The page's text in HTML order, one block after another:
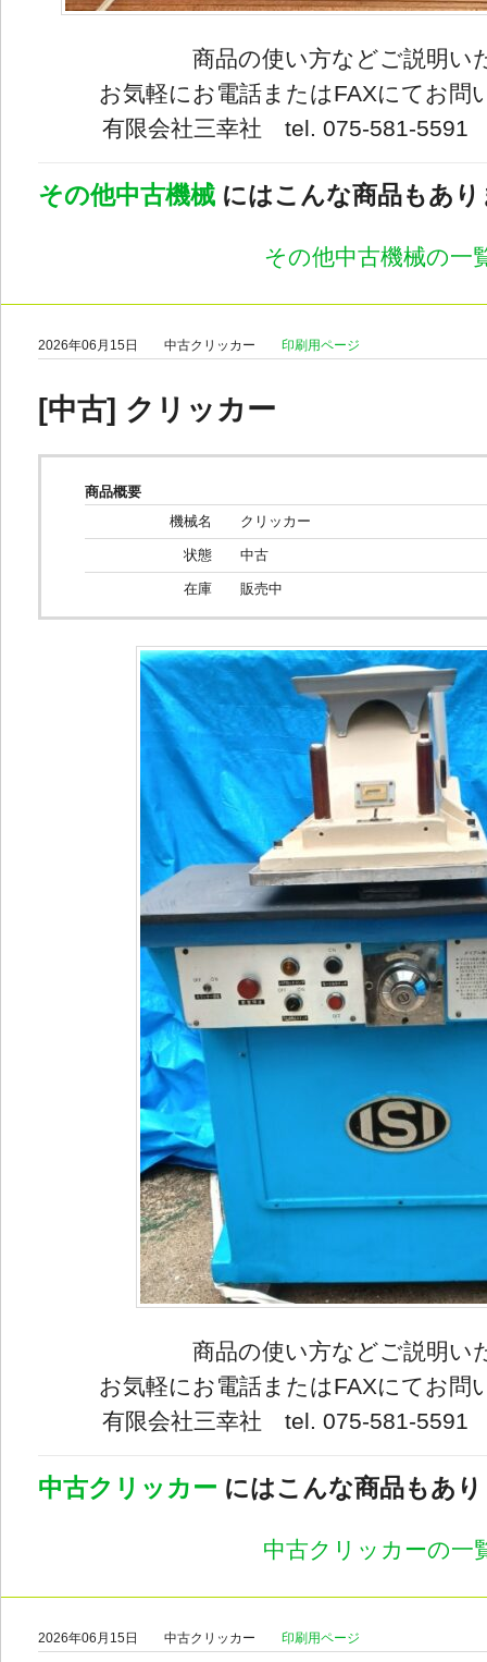
商品の使い方などご説明い
お気軽にお電話またはFAXにてお問
有限会社三幸社 tel. 075-581-5591
その他中古機械 にはこんな商品もあ
その他中古機械の一
2026年06月15日 中古クリッカー 印刷用ページ
[中古] クリッカー
商品概要
機械名
クリッカー
状態 中古
在庫 販売中
商品の使い方などご説明い
お気軽にお電話またはFAXにてお問
有限会社三幸社 tel. 075-581-5591
中古クリッカー にはこんな商品もあ
中古クリッカーの一
2026年06月15日 中古クリッカー 印刷用ページ